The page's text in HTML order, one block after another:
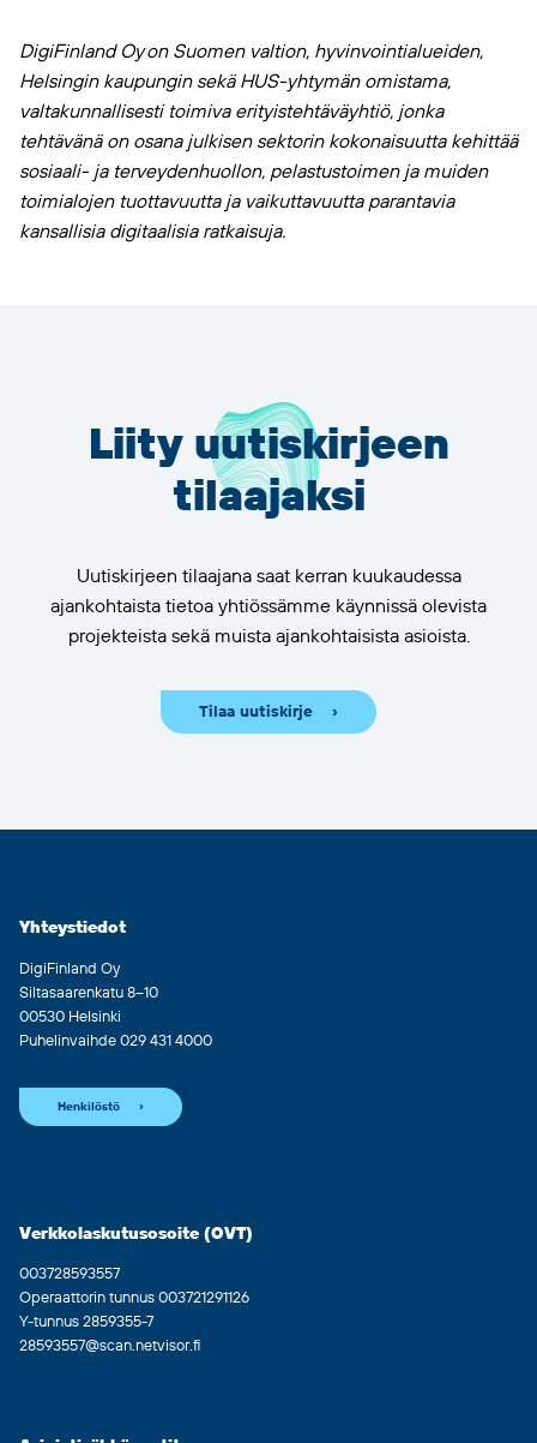
DigiFinland Oy on Suomen valtion, hyvinvointialueiden,
Helsingin kaupungin sekä HUS-yhtymän omistama,
valtakunnallisesti toimiva erityistehtäväyhtiö, jonka
tehtävänä on osana julkisen sektorin kokonaisuutta kehittää
sosiaali- ja terveydenhuollon, pelastustoimen ja muiden
toimialojen tuottavuutta ja vaikuttavuutta parantavia
kansallisia digitaalisia ratkaisuja.
Liity uutiskirjeen
tilaajaksi
Uutiskirjeen tilaajana saat kerran kuukaudessa
ajankohtaista tietoa yhtiössämme käynnissä olevista
projekteista sekä muista ajankohtaisista asioista.
Tilaa uutiskirje
Yhteystiedot
DigiFinland Oy
Siltasaarenkatu 8–10
00530 Helsinki
Puhelinvaihde 029 431 4000
Henkilöstö
Verkkolaskutusosoite (OVT)
003728593557
Operaattorin tunnus 003721291126
Y-tunnus 2859355-7
28593557@scan.netvisor.fi